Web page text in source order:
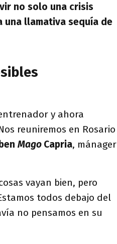
no solo una crisis
llamativa sequía de
y ahora
reuniremos en Rosario
Mago Capria, mánager
vayan bien, pero
todos debajo del
no pensamos en su